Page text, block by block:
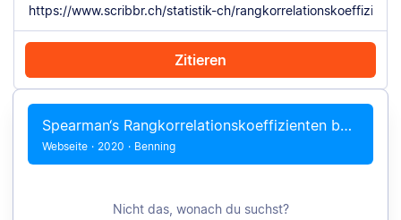
Zitieren
Mit Chrome zitieren Manuell zitieren
Spearman‘s Rangkorrelationskoeffizienten bestimmen und interpretieren
Webseite · 2020 · Benning
Nicht das, wonach du suchst?